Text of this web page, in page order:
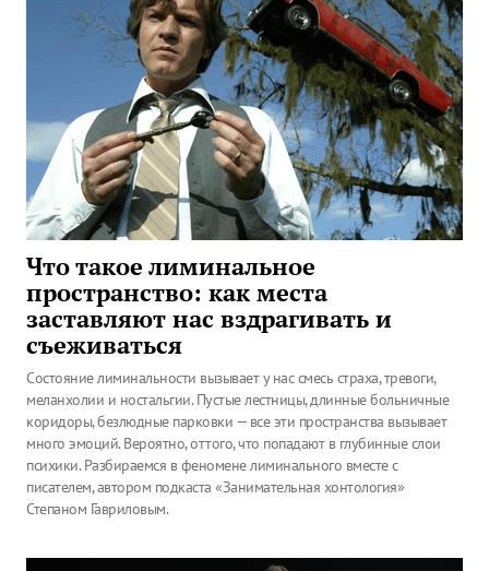
Что такое лиминальное
пространство: как места
заставляют нас вздрагивать и
съеживаться
Состояние лиминальности вызывает у нас смесь страха, тревоги,
меланхолии и ностальгии. Пустые лестницы, длинные больничные
коридоры, безлюдные парковки — все эти пространства вызывает
много эмоций. Вероятно, оттого, что попадают в глубинные слои
психики. Разбираемся в феномене лиминального вместе с
писателем, автором подкаста «Занимательная хонтология»
Степаном Гавриловым.